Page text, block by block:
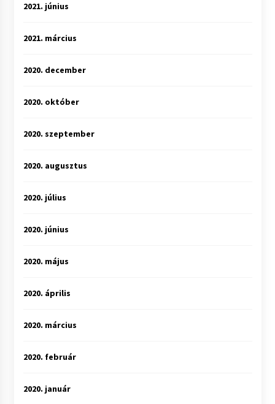
2021. június
2021. március
2020. december
2020. október
2020. szeptember
2020. augusztus
2020. július
2020. június
2020. május
2020. április
2020. március
2020. február
2020. január